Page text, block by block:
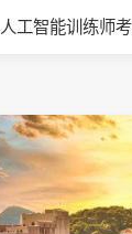
人工智能训练师